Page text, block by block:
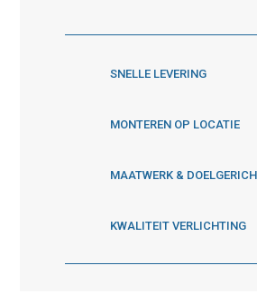
SNELLE LEVERING
MONTEREN OP LOCATIE
MAATWERK &
KWALITEIT VERLICHTING